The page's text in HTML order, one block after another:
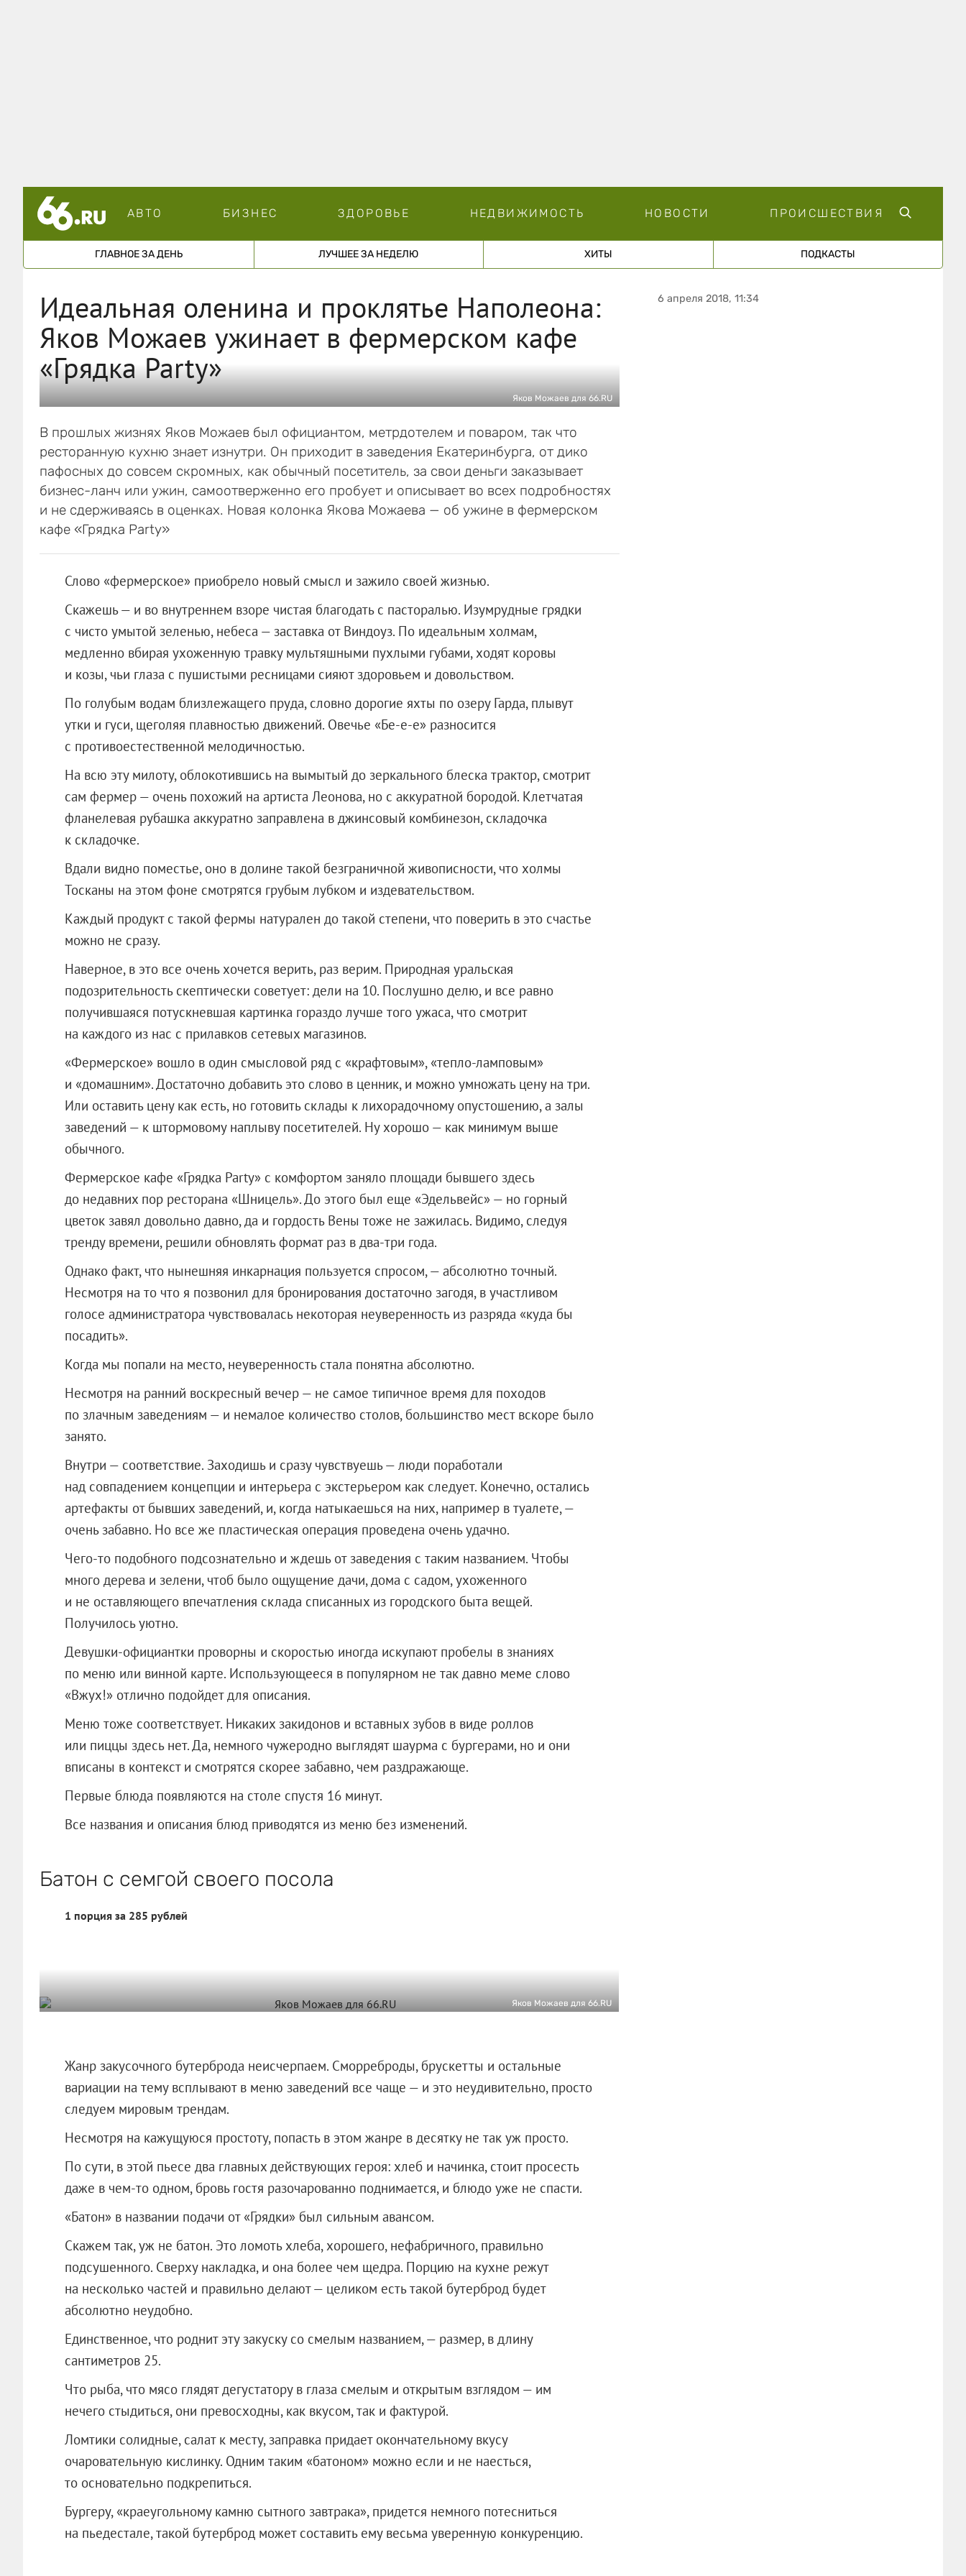
АВТО БИЗНЕС ЗДОРОВЬЕ НЕДВИЖИМОСТЬ НОВОСТИ ПРОИСШЕСТВИЯ
ГЛАВНОЕ ЗА ДЕНЬ ЛУЧШЕЕ ЗА НЕДЕЛЮ ХИТЫ ПОДКАСТЫ
Идеальная оленина и проклятье Наполеона:
Яков Можаев ужинает в фермерском кафе
«Грядка Party»
Яков Можаев для 66.RU
В прошлых жизнях Яков Можаев был официантом, метрдотелем и поваром, так что
ресторанную кухню знает изнутри. Он приходит в заведения Екатеринбурга, от дико
пафосных до совсем скромных, как обычный посетитель, за свои деньги заказывает
бизнес-ланч или ужин, самоотверженно его пробует и описывает во всех подробностях
и не сдерживаясь в оценках. Новая колонка Якова Можаева — об ужине в фермерском
кафе «Грядка Party»
Слово «фермерское» приобрело новый смысл и зажило своей жизнью.
Скажешь — и во внутреннем взоре чистая благодать с пасторалью. Изумрудные грядки
с чисто умытой зеленью, небеса — заставка от Виндоуз. По идеальным холмам,
медленно вбирая ухоженную травку мультяшными пухлыми губами, ходят коровы
и козы, чьи глаза с пушистыми ресницами сияют здоровьем и довольством.
По голубым водам близлежащего пруда, словно дорогие яхты по озеру Гарда, плывут
утки и гуси, щеголяя плавностью движений. Овечье «Бе-е-е» разносится
с противоестественной мелодичностью.
На всю эту милоту, облокотившись на вымытый до зеркального блеска трактор, смотрит
сам фермер — очень похожий на артиста Леонова, но с аккуратной бородой. Клетчатая
фланелевая рубашка аккуратно заправлена в джинсовый комбинезон, складочка
к складочке.
Вдали видно поместье, оно в долине такой безграничной живописности, что холмы
Тосканы на этом фоне смотрятся грубым лубком и издевательством.
Каждый продукт с такой фермы натурален до такой степени, что поверить в это счастье
можно не сразу.
Наверное, в это все очень хочется верить, раз верим. Природная уральская
подозрительность скептически советует: дели на 10. Послушно делю, и все равно
получившаяся потускневшая картинка гораздо лучше того ужаса, что смотрит
на каждого из нас с прилавков сетевых магазинов.
«Фермерское» вошло в один смысловой ряд с «крафтовым», «тепло-ламповым»
и «домашним». Достаточно добавить это слово в ценник, и можно умножать цену на три.
Или оставить цену как есть, но готовить склады к лихорадочному опустошению, а залы
заведений — к штормовому наплыву посетителей. Ну хорошо — как минимум выше
обычного.
Фермерское кафе «Грядка Party» с комфортом заняло площади бывшего здесь
до недавних пор ресторана «Шницель». До этого был еще «Эдельвейс» — но горный
цветок завял довольно давно, да и гордость Вены тоже не зажилась. Видимо, следуя
тренду времени, решили обновлять формат раз в два-три года.
Однако факт, что нынешняя инкарнация пользуется спросом, — абсолютно точный.
Несмотря на то что я позвонил для бронирования достаточно загодя, в участливом
голосе администратора чувствовалась некоторая неуверенность из разряда «куда бы
посадить».
Когда мы попали на место, неуверенность стала понятна абсолютно.
Несмотря на ранний воскресный вечер — не самое типичное время для походов
по злачным заведениям — и немалое количество столов, большинство мест вскоре было
занято.
Внутри — соответствие. Заходишь и сразу чувствуешь — люди поработали
над совпадением концепции и интерьера с экстерьером как следует. Конечно, остались
артефакты от бывших заведений, и, когда натыкаешься на них, например в туалете, —
очень забавно. Но все же пластическая операция проведена очень удачно.
Чего-то подобного подсознательно и ждешь от заведения с таким названием. Чтобы
много дерева и зелени, чтоб было ощущение дачи, дома с садом, ухоженного
и не оставляющего впечатления склада списанных из городского быта вещей.
Получилось уютно.
Девушки-официантки проворны и скоростью иногда искупают пробелы в знаниях
по меню или винной карте. Использующееся в популярном не так давно меме слово
«Вжух!» отлично подойдет для описания.
Меню тоже соответствует. Никаких закидонов и вставных зубов в виде роллов
или пиццы здесь нет. Да, немного чужеродно выглядят шаурма с бургерами, но и они
вписаны в контекст и смотрятся скорее забавно, чем раздражающе.
Первые блюда появляются на столе спустя 16 минут.
Все названия и описания блюд приводятся из меню без изменений.
Батон с семгой своего посола
1 порция за 285 рублей
Яков Можаев для 66.RU
Жанр закусочного бутерброда неисчерпаем. Сморреброды, брускетты и остальные
вариации на тему всплывают в меню заведений все чаще — и это неудивительно, просто
следуем мировым трендам.
Несмотря на кажущуюся простоту, попасть в этом жанре в десятку не так уж просто.
По сути, в этой пьесе два главных действующих героя: хлеб и начинка, стоит просесть
даже в чем-то одном, бровь гостя разочарованно поднимается, и блюдо уже не спасти.
«Батон» в названии подачи от «Грядки» был сильным авансом.
Скажем так, уж не батон. Это ломоть хлеба, хорошего, нефабричного, правильно
подсушенного. Сверху накладка, и она более чем щедра. Порцию на кухне режут
на несколько частей и правильно делают — целиком есть такой бутерброд будет
абсолютно неудобно.
Единственное, что роднит эту закуску со смелым названием, — размер, в длину
сантиметров 25.
Что рыба, что мясо глядят дегустатору в глаза смелым и открытым взглядом — им
нечего стыдиться, они превосходны, как вкусом, так и фактурой.
Ломтики солидные, салат к месту, заправка придает окончательному вкусу
очаровательную кислинку. Одним таким «батоном» можно если и не наесться,
то основательно подкрепиться.
Бургеру, «краеугольному камню сытного завтрака», придется немного потесниться
на пьедестале, такой бутерброд может составить ему весьма уверенную конкуренцию.
6 апреля 2018, 11:34